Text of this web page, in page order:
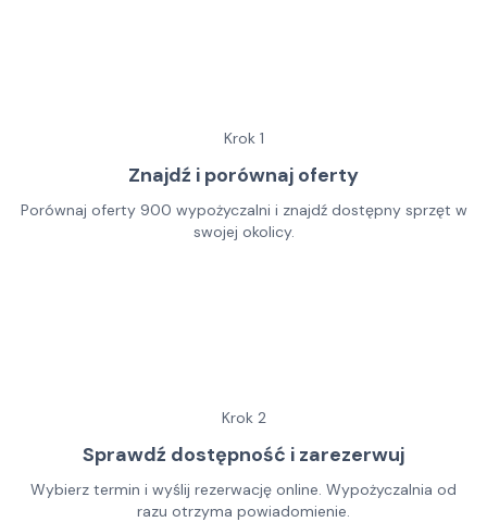
Krok 1
Znajdź i porównaj oferty
Porównaj oferty 900 wypożyczalni i znajdź dostępny sprzęt w
swojej okolicy.
Krok 2
Sprawdź dostępność i zarezerwuj
Wybierz termin i wyślij rezerwację online. Wypożyczalnia od
razu otrzyma powiadomienie.